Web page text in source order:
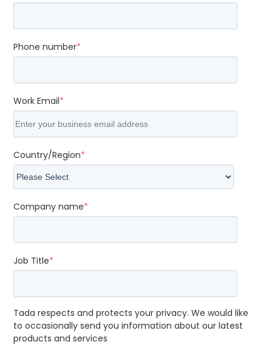
Phone number*
Work Email*
Country/Region*
Company name*
Job Title*
Tada respects and protects your privacy. We would like
to occasionally send you information about our latest
products and services